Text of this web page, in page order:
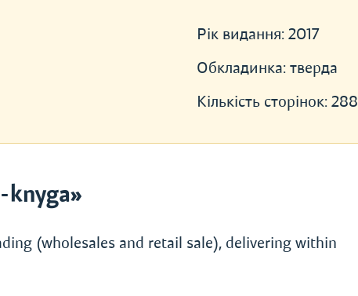
Рік видання: 2017
Обкладинка: тверда
Кількість сторінок: 288
knyga»
(wholesales and retail sale), delivering within